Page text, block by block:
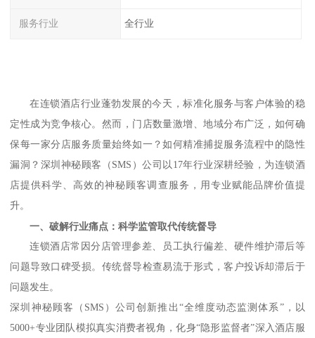
服务行业 全行业
在连锁酒店行业蓬勃发展的今天，标准化服务与客户体验的稳
定性成为竞争核心。然而，门店数量激增、地域分布广泛，如何确
保每一家分店服务质量始终如一？如何精准捕捉服务流程中的隐性
漏洞？ 深圳神秘顾客（ SMS）公司 以 17年行业深耕经验，为连锁酒
店提供科学、高效的神秘顾客调查服务，用专业赋能品牌价值提
升。
一、破解行业痛点：科学监管取代传统督导
连锁酒店常因分店管理参差、员工执行偏差、硬件维护滞后等
问题导致口碑受损。传统督导检查易流于形式，客户投诉却滞后于
问题发生。
深圳神秘顾客（ SMS）公司创新推出 “全维度动态监测体系”，以
5000+专业团队模拟真实消费者视角，化身“隐形监督者”深入酒店服